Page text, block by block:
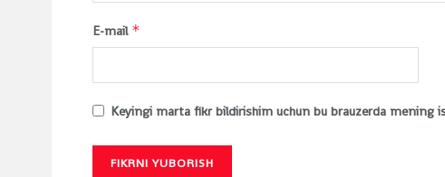
E-mail *
Keyingi marta fikr bildirishim uchun bu brauzerda mening